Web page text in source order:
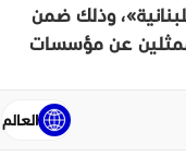
وذلك ضمن
عن مؤسسات
العالم